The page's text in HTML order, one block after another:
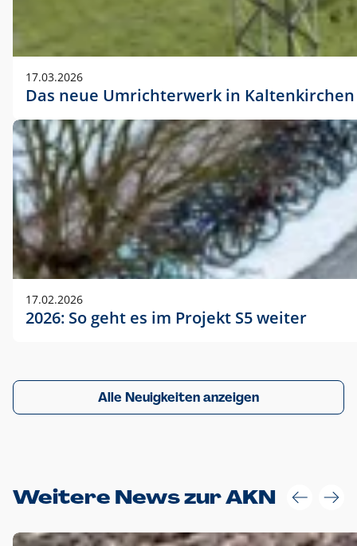
17.03.2026
Das neue Umrichterwerk in Kaltenkirchen
17.02.2026
2026: So geht es im Projekt S5 weiter
Alle Neuigkeiten anzeigen
Weitere News zur AKN